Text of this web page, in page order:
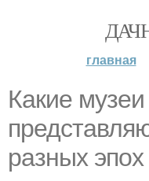
главная
Какие
разных эпох